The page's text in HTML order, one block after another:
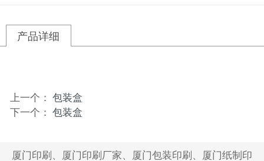
产品详细
上一个： 包装盒
下一个： 包装盒
厦门印刷、厦门印刷厂家、厦门包装印刷、厦门纸制印